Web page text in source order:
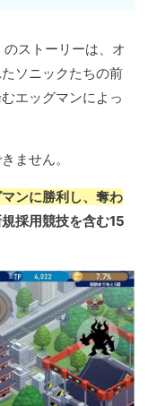
のストーリーは、オ
ソニックたちの前
エッグマンによっ
ません。
ンに勝利し、奪わ
採用競技を含む15